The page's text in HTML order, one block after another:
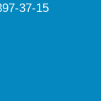
37-15